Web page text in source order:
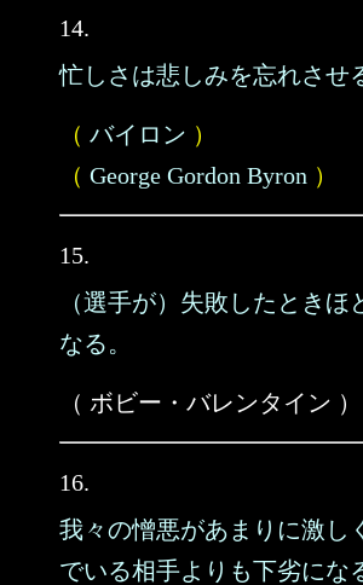
14.
忙しさは悲しみを忘れさせ
（ バイロン ）
（ George Gordon Byron ）
15.
（選手が）失敗したときほ
なる。
（ ボビー・バレンタイン ）
16.
我々の憎悪があまりに激し
でいる相手よりも下劣にな